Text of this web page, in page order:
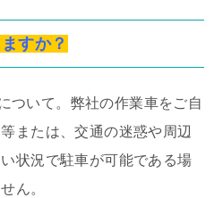
すか？
いて。弊社の作業車をご自
または、交通の迷惑や周辺
状況で駐車が可能である場
ん。